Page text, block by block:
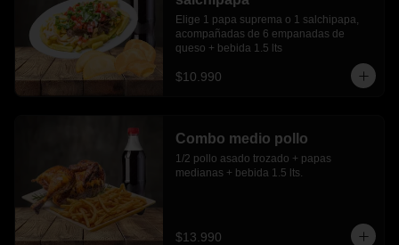
Elige 1 papa suprema o 1 salchipapa,
acompañadas de 6 empanadas de
queso + bebida 1.5 lts
$10.990
Combo medio pollo
1/2 pollo asado trozado + papas
medianas + bebida 1.5 lts.
$13.990